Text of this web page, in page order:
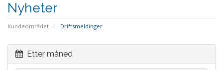
Nyheter
Kundeområdet Driftsmeldinger
Etter måned